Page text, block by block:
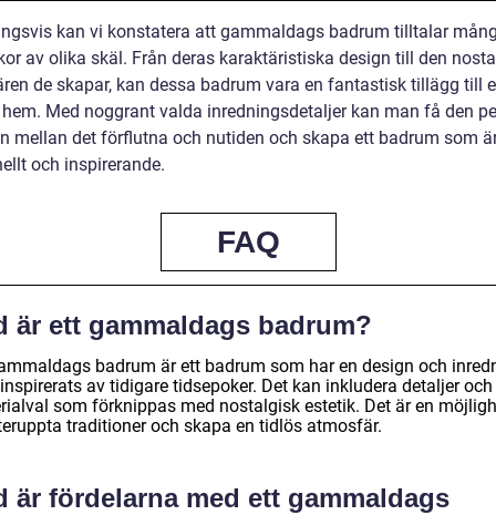
kan vi konstatera att gammaldags badrum tilltalar
av olika skäl. Från deras karaktäristiska design till den
de skapar, kan dessa badrum vara en fantastisk tillägg till
Med noggrant valda inredningsdetaljer kan man få den
mellan det förflutna och nutiden och skapa ett badrum som
och inspirerande.
FAQ
är ett gammaldags badrum?
badrum är ett badrum som har en design och
av tidigare tidsepoker. Det kan inkludera detaljer och
som förknippas med nostalgisk estetik. Det är en
traditioner och skapa en tidlös atmosfär.
är fördelarna med ett gammaldags